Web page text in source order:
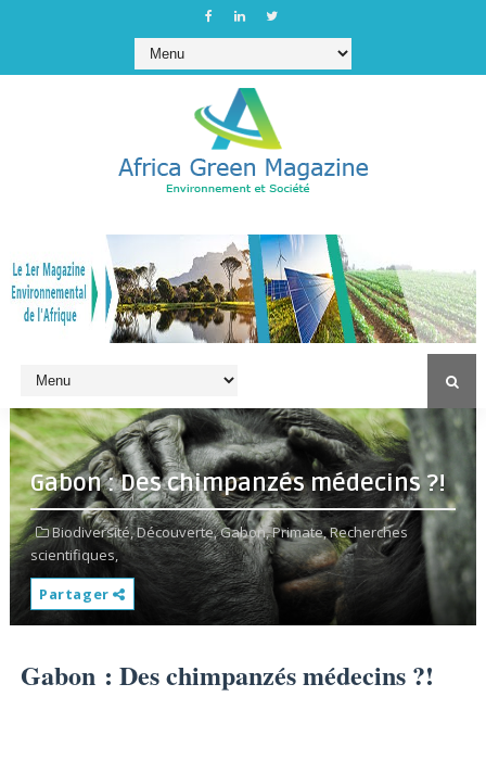
Gabon : Des chimpanzés médecins ?!
Biodiversité,Découverte,Gabon,Primate,Recherches
scientifiques,
Partager
Gabon : Des chimpanzés médecins ?!